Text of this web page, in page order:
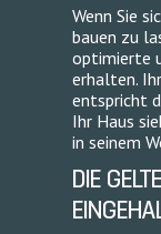
Wenn Sie
bauen zu
optimierte
erhalten.
entspricht
Ihr Haus
in seinem
DIE